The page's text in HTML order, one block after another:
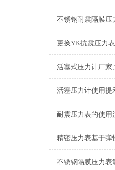
活塞式压力计厂家
活塞压力计使用提
耐震压力表的使用
精密压力表基于弹